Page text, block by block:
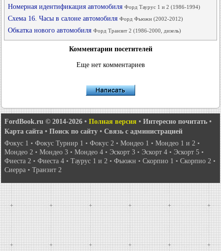
Номерная идентификация автомобиля Форд Таурус 1 и 2 (1986-1994)
Схема 16. Часы в салоне автомобиля Форд Фьюжн (2002-2012)
Обкатка нового автомобиля Форд Транзит 2 (1986-2000, дизель)
Комментарии посетителей
Еще нет комментариев
FordBook.ru © 2014-2026 • Полная версия • Интересно почитать •
Карта сайта • Поиск по сайту • Связь с администрацией
Фокус 1 • Фокус Турнир 1 • Фокус 2 • Мондео 1 • Мондео 1 и 2 •
Мондео 2 • Мондео 3 • Мондео 4 • Эскорт 3 • Эскорт 4 • Эскорт 5 •
Фиеста 2 • Фиеста 4 • Таурус 1 и 2 • Фьюжн • Скорпио 1 • Скорпио 2 •
Сиерра • Транзит 2